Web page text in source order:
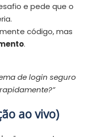
e pede que o
código, mas
.
de login seguro
ao vivo)